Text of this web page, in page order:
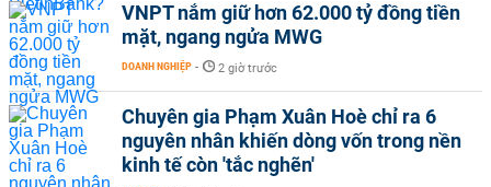
VNPT nắm giữ hơn 62.000 tỷ đồng tiền
mặt, ngang ngửa MWG
DOANH NGHIỆP - 2 giờ trước
Chuyên gia Phạm Xuân Hoè chỉ ra 6
nguyên nhân khiến dòng vốn trong nền
kinh tế còn 'tắc nghẽn'